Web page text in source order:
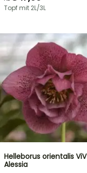
Topf mit 2L/3L
Helleborus orientalis ViV
Alessia